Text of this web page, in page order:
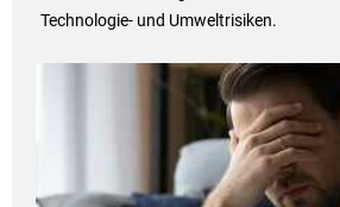
Technologie- und Umweltrisiken.